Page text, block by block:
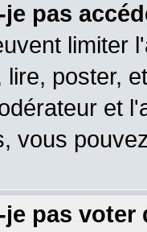
pas
limiter
lire, poster,
et
vous
pas voter